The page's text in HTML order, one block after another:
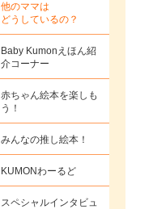
他のママは
どうしているの？
Baby Kumonえほん紹
介コーナー
赤ちゃん絵本を楽しも
う！
みんなの推し絵本！
KUMONわーるど
スペシャルインタビュ